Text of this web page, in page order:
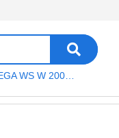
VEGA WS W 200 platno